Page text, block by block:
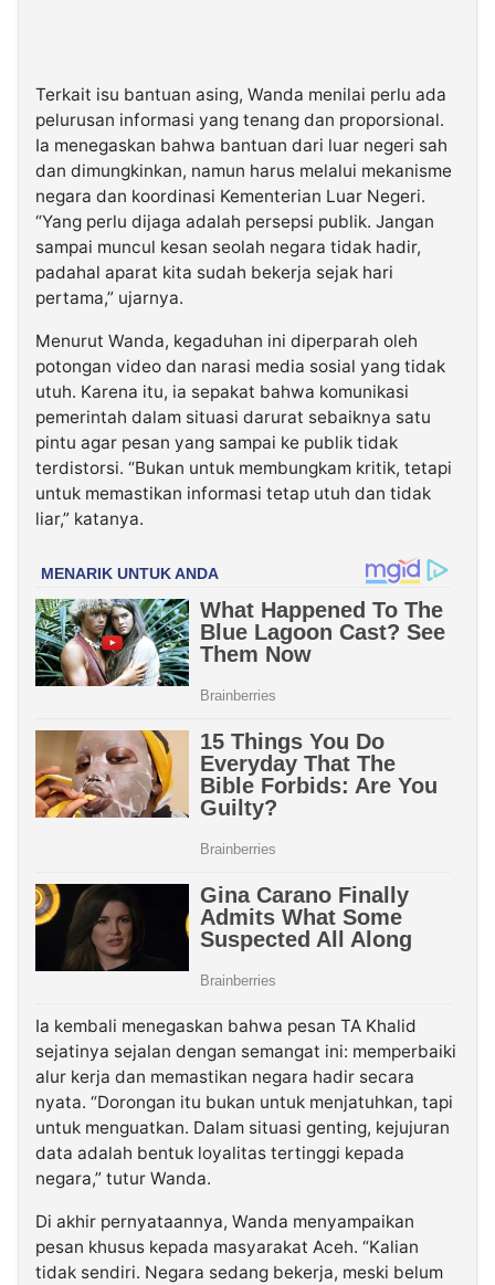
Terkait isu bantuan asing, Wanda menilai perlu ada
pelurusan informasi yang tenang dan proporsional.
Ia menegaskan bahwa bantuan dari luar negeri sah
dan dimungkinkan, namun harus melalui mekanisme
negara dan koordinasi Kementerian Luar Negeri.
“Yang perlu dijaga adalah persepsi publik. Jangan
sampai muncul kesan seolah negara tidak hadir,
padahal aparat kita sudah bekerja sejak hari
pertama,” ujarnya.
Menurut Wanda, kegaduhan ini diperparah oleh
potongan video dan narasi media sosial yang tidak
utuh. Karena itu, ia sepakat bahwa komunikasi
pemerintah dalam situasi darurat sebaiknya satu
pintu agar pesan yang sampai ke publik tidak
terdistorsi. “Bukan untuk membungkam kritik, tetapi
untuk memastikan informasi tetap utuh dan tidak
liar,” katanya.
Ia kembali menegaskan bahwa pesan TA Khalid
sejatinya sejalan dengan semangat ini: memperbaiki
alur kerja dan memastikan negara hadir secara
nyata. “Dorongan itu bukan untuk menjatuhkan, tapi
untuk menguatkan. Dalam situasi genting, kejujuran
data adalah bentuk loyalitas tertinggi kepada
negara,” tutur Wanda.
Di akhir pernyataannya, Wanda menyampaikan
pesan khusus kepada masyarakat Aceh. “Kalian
tidak sendiri. Negara sedang bekerja, meski belum